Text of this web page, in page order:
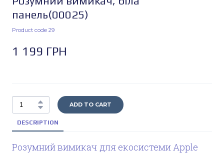
панель(00025)
Product code 29
1 199 ГРН
ADD TO CART
DESCRIPTION
Розумний вимикач для екосистеми Apple